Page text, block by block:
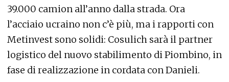
39.000 camion all’anno dalla strada. Ora
l’acciaio ucraino non c’è più, ma i rapporti con
Metinvest sono solidi: Cosulich sarà il partner
logistico del nuovo stabilimento di Piombino, in
fase di realizzazione in cordata con Danieli.